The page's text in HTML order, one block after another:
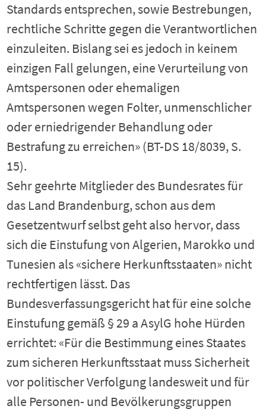
Standards entsprechen, sowie Bestrebungen,
rechtliche Schritte gegen die Verantwortlichen
einzuleiten. Bislang sei es jedoch in keinem
einzigen Fall gelungen, eine Verurteilung von
Amtspersonen oder ehemaligen
Amtspersonen wegen Folter, unmenschlicher
oder erniedrigender Behandlung oder
Bestrafung zu erreichen» (BT-DS 18/8039, S.
15).
Sehr geehrte Mitglieder des Bundesrates für
das Land Brandenburg, schon aus dem
Gesetzentwurf selbst geht also hervor, dass
sich die Einstufung von Algerien, Marokko und
Tunesien als «sichere Herkunftsstaaten» nicht
rechtfertigen lässt. Das
Bundesverfassungsgericht hat für eine solche
Einstufung gemäß § 29 a AsylG hohe Hürden
errichtet: «Für die Bestimmung eines Staates
zum sicheren Herkunftsstaat muss Sicherheit
vor politischer Verfolgung landesweit und für
alle Personen- und Bevölkerungsgruppen